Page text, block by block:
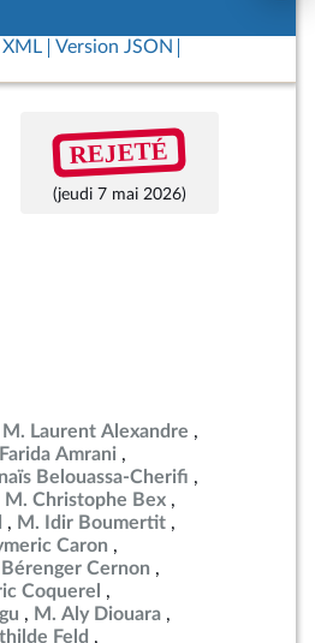
Version JSON
REJETÉ
(jeudi 7 mai 2026)
M. Laurent Alexandre
Amrani
Belouassa-Cherifi
M. Christophe Bex
M. Idir Boumertit
Caron
Bérenger Cernon
Coquerel
M. Aly Diouara
Feld